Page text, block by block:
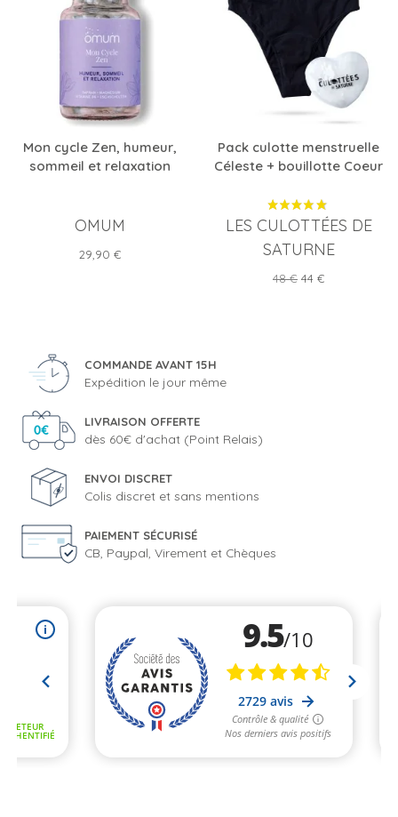
Mon cycle Zen, humeur,
sommeil et relaxation
OMUM
Prix
29,90 €
Pack culotte menstruelle
Céleste + bouillotte Coeur
LES CULOTTÉES DE
SATURNE
Prix
48 € Prix
44 €
COMMANDE AVANT 15H
Expédition le jour même
LIVRAISON OFFERTE
dès 60€ d'achat (Point Relais)
ENVOI DISCRET
Colis discret et sans mentions
PAIEMENT SÉCURISÉ
CB, Paypal, Virement et Chèques